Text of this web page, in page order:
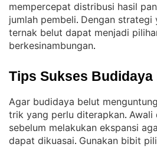
mempercepat distribusi hasil
jumlah pembeli. Dengan strategi
ternak belut dapat menjadi
berkesinambungan.
Tips Sukses Budidaya
Agar budidaya belut
trik yang perlu diterapkan. Awali
sebelum melakukan ekspansi
dapat dikuasai. Gunakan bibit